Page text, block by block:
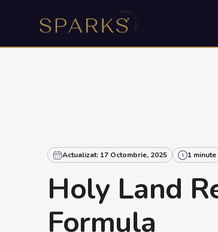
Actualizat: 17 Octombrie, 2025 1 minute
Holy Land
Formula